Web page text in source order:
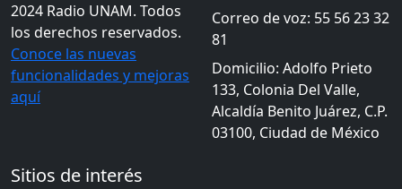
2024 Radio UNAM. Todos
los derechos reservados.
Conoce las nuevas
funcionalidades y mejoras
aquí
Correo de voz: 55 56 23 32
81
Domicilio: Adolfo Prieto
133, Colonia Del Valle,
Alcaldía Benito Juárez, C.P.
03100, Ciudad de México
Sitios de interés